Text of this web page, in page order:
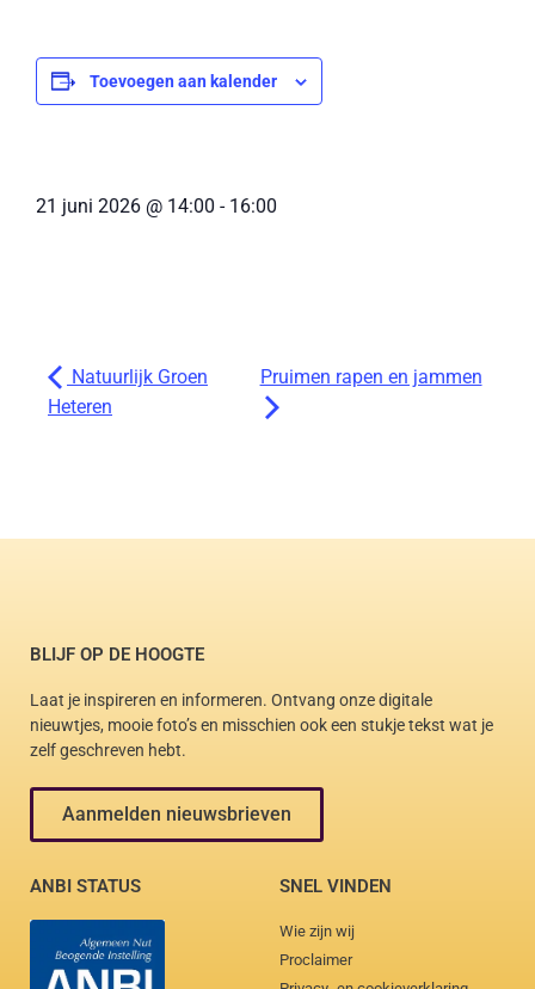
Toevoegen aan kalender
21 juni 2026 @ 14:00 - 16:00
Natuurlijk Groen
Heteren
Pruimen rapen en jammen
BLIJF OP DE HOOGTE
Laat je inspireren en informeren. Ontvang onze digitale
nieuwtjes, mooie foto’s en misschien ook een stukje tekst wat je
zelf geschreven hebt.
Aanmelden nieuwsbrieven
ANBI STATUS SNEL VINDEN
Wie zijn wij
Proclaimer